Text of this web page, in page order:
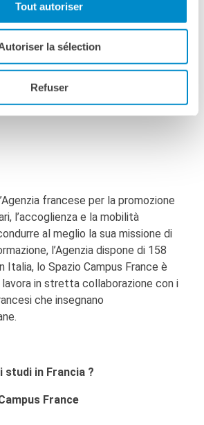
Tout autoriser
la sélection
Refuser
tramitequesto formulario
il link di connessione Zoom pochi
francese per la promozione
l’accoglienza e la mobilità
al meglio la sua missione di
l’Agenzia dispone di 158
Italia, lo Spazio Campus France è
in stretta collaborazione con i
che insegnano
studi in Francia ?
France